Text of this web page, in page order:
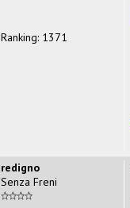
Ranking: 1371
redigno
Senza Freni